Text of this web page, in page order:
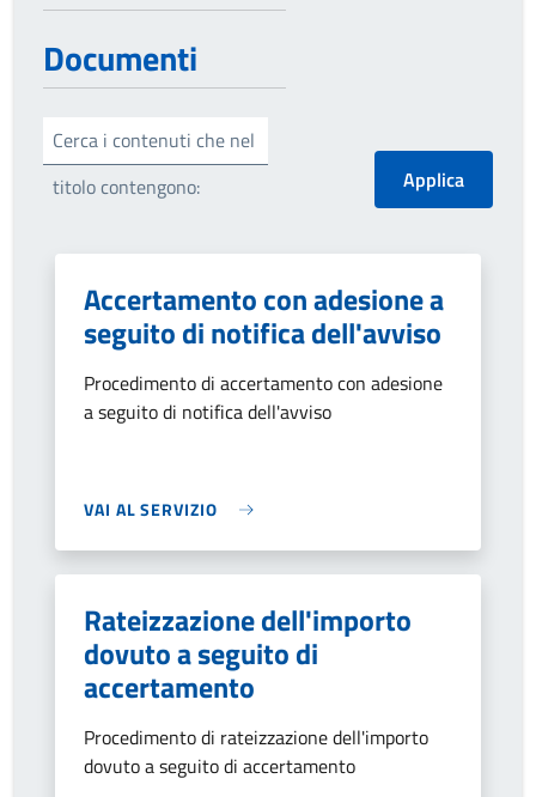
Documenti
Cerca i contenuti che nel
titolo contengono:
Accertamento con adesione a
seguito di notifica dell'avviso
Procedimento di accertamento con adesione
a seguito di notifica dell'avviso
VAI AL SERVIZIO
Rateizzazione dell'importo
dovuto a seguito di
accertamento
Procedimento di rateizzazione dell'importo
dovuto a seguito di accertamento